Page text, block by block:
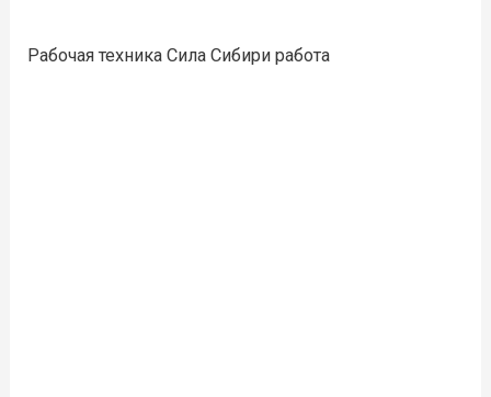
Рабочая техника Сила Сибири работа